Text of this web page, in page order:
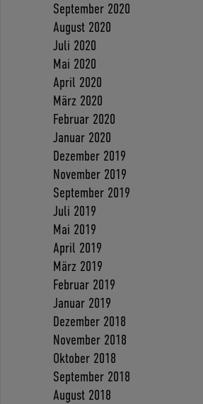
September 2020
August 2020
Juli 2020
Mai 2020
April 2020
März 2020
Februar 2020
Januar 2020
Dezember 2019
November 2019
September 2019
Juli 2019
Mai 2019
April 2019
März 2019
Februar 2019
Januar 2019
Dezember 2018
November 2018
Oktober 2018
September 2018
August 2018